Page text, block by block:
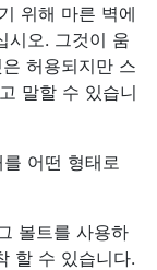
위해 마른 벽에
시오. 그것이 움
허용되지만 스
말할 수 있습니
어떤 형태로
볼트를 사용하
할 수 있습니다.